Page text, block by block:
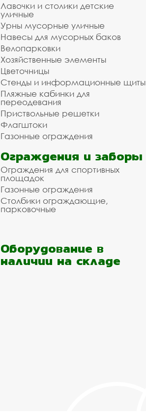
Лавочки и столики детские
уличные
Урны мусорные уличные
Навесы для мусорных баков
Велопарковки
Хозяйственные элементы
Цветочницы
Стенды и информационные щиты
Пляжные кабинки для
переодевания
Приствольные решетки
Флагштоки
Газонные ограждения
Ограждения и заборы
Ограждения для спортивных
площадок
Газонные ограждения
Столбики ограждающие,
парковочные
Оборудование в
наличии на складе